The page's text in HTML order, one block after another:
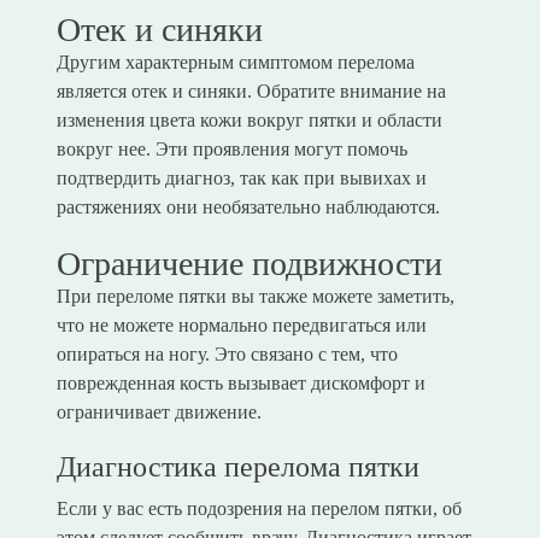
Отек и синяки
Другим характерным симптомом перелома
является отек и синяки. Обратите внимание на
изменения цвета кожи вокруг пятки и области
вокруг нее. Эти проявления могут помочь
подтвердить диагноз, так как при вывихах и
растяжениях они необязательно наблюдаются.
Ограничение подвижности
При переломе пятки вы также можете заметить,
что не можете нормально передвигаться или
опираться на ногу. Это связано с тем, что
поврежденная кость вызывает дискомфорт и
ограничивает движение.
Диагностика перелома пятки
Если у вас есть подозрения на перелом пятки, об